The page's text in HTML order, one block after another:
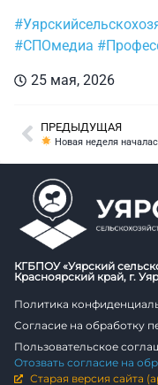
#СПОмедиа
25 мая, 2026
ПРЕДЫДУЩАЯ
Новая неделя началась с
КГБПОУ «Уярский
Красноярский край, г.
Политика
Согласие на обработку
Пользовательское
Отозвать согласие на
Старая версия сайта